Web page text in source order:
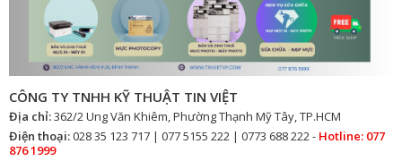
CÔNG TY TNHH KỸ THUẬT TIN VIỆT
Địa chỉ:362/2 Ung Văn Khiêm, Phường Thạnh Mỹ Tây, TP.HCM
Điện thoại:028 35 123 717 | 077 5155 222 | 0773 688 222 - Hotline: 077
876 1999